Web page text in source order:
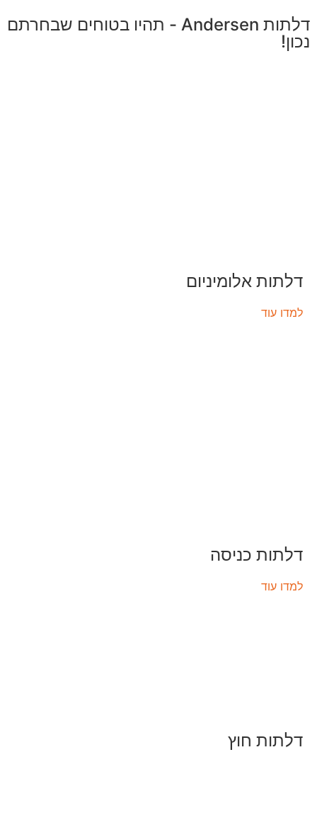
דלתות Andersen - תהיו בטוחים שבחרתם
נכון!
דלתות אלומיניום
למדו עוד
דלתות כניסה
למדו עוד
דלתות חוץ